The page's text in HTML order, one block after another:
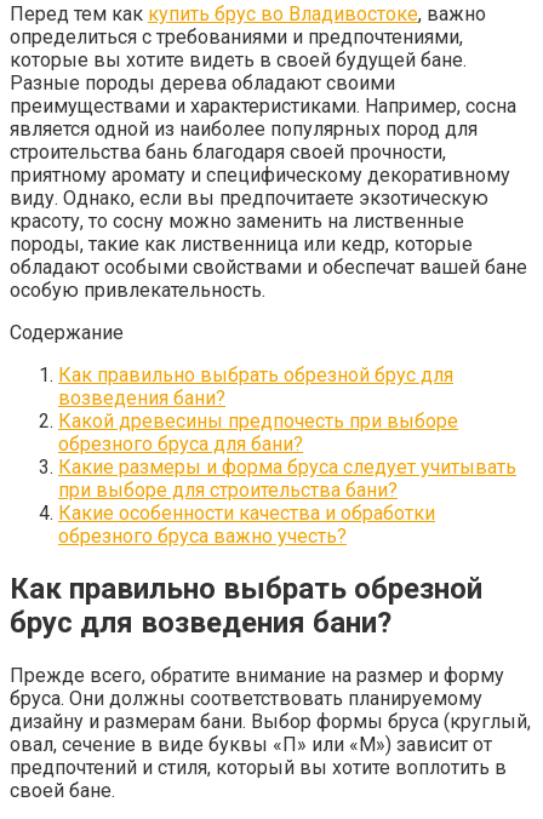
Перед тем как купить брус во Владивостоке, важно
определиться с требованиями и предпочтениями,
которые вы хотите видеть в своей будущей бане.
Разные породы дерева обладают своими
преимуществами и характеристиками. Например, сосна
является одной из наиболее популярных пород для
строительства бань благодаря своей прочности,
приятному аромату и специфическому декоративному
виду. Однако, если вы предпочитаете экзотическую
красоту, то сосну можно заменить на лиственные
породы, такие как лиственница или кедр, которые
обладают особыми свойствами и обеспечат вашей бане
особую привлекательность.
Содержание
Как правильно выбрать обрезной брус для
возведения бани?
Какой древесины предпочесть при выборе
обрезного бруса для бани?
Какие размеры и форма бруса следует учитывать
при выборе для строительства бани?
Какие особенности качества и обработки
обрезного бруса важно учесть?
Как правильно выбрать обрезной
брус для возведения бани?
Прежде всего, обратите внимание на размер и форму
бруса. Они должны соответствовать планируемому
дизайну и размерам бани. Выбор формы бруса (круглый,
овал, сечение в виде буквы «П» или «М») зависит от
предпочтений и стиля, который вы хотите воплотить в
своей бане.